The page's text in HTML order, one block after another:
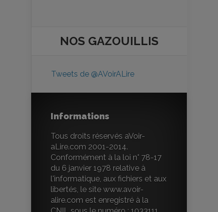
NOS GAZOUILLIS
Tweets de @AVoirALire
Informations
Tous droits réservés aVoir-
aLire.com 2001-2014.
Conformément à la loi n° 78-17
du 6 janvier 1978 relative à
l'informatique, aux fichiers et aux
libertés, le site www.avoir-
alire.com est enregistré à la